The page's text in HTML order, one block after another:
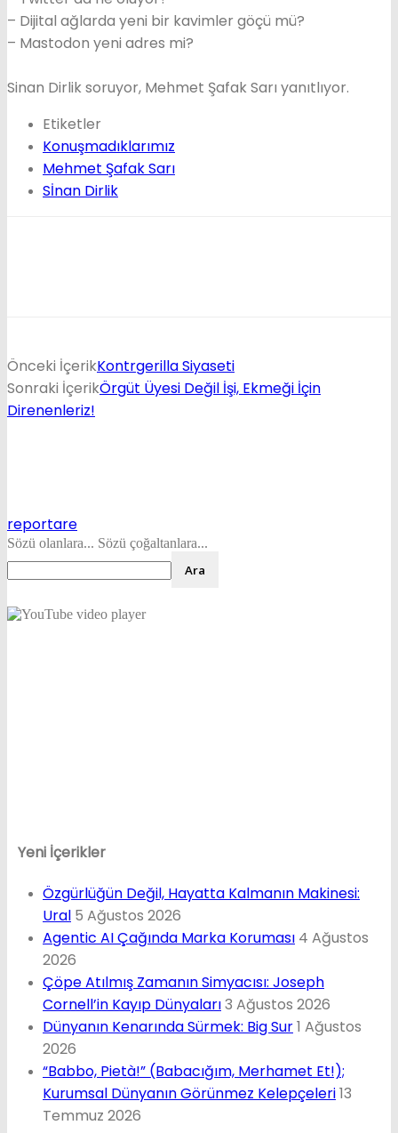
– Dijital ağlarda yeni bir kavimler göçü mü?
– Mastodon yeni adres mi?
Sinan Dirlik soruyor, Mehmet Şafak Sarı yanıtlıyor.
Etiketler
Konuşmadıklarımız
Mehmet Şafak Sarı
Sİnan Dirlik
Önceki İçerikKontrgerilla Siyaseti
Sonraki İçerikÖrgüt Üyesi Değil İşi, Ekmeği İçin
Direnenleriz!
reportare
Sözü olanlara... Sözü çoğaltanlara...
Yeni İçerikler
Özgürlüğün Değil, Hayatta Kalmanın Makinesi:
Ural 5 Ağustos 2026
Agentic AI Çağında Marka Koruması 4 Ağustos
2026
Çöpe Atılmış Zamanın Simyacısı: Joseph
Cornell’in Kayıp Dünyaları3 Ağustos 2026
Dünyanın Kenarında Sürmek: Big Sur1 Ağustos
2026
“Babbo, Pietà!” (Babacığım, Merhamet Et!);
Kurumsal Dünyanın Görünmez Kelepçeleri13
Temmuz 2026